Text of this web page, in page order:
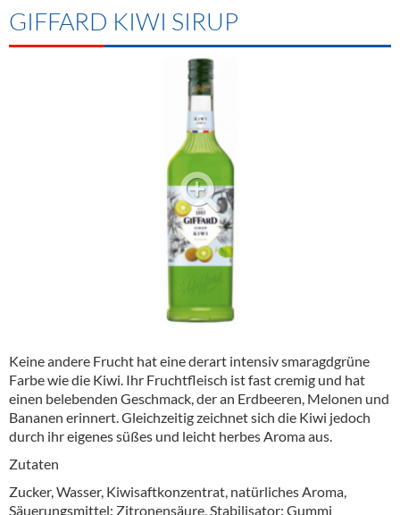
Kontakt
Neuigkeiten
Sirup
Spirituosen
Kommisionskauf & Lieferbedingungen
Fremddienstleistungen
GIFFARD KIWI SIRUP
Keine andere Frucht hat eine derart intensiv smaragdgrüne
Farbe wie die Kiwi. Ihr Fruchtfleisch ist fast cremig und hat
einen belebenden Geschmack, der an Erdbeeren, Melonen und
Bananen erinnert. Gleichzeitig zeichnet sich die Kiwi jedoch
durch ihr eigenes süßes und leicht herbes Aroma aus.
Zutaten
Zucker, Wasser, Kiwisaftkonzentrat, natürliches Aroma,
Säuerungsmittel: Zitronensäure, Stabilisator: Gummi